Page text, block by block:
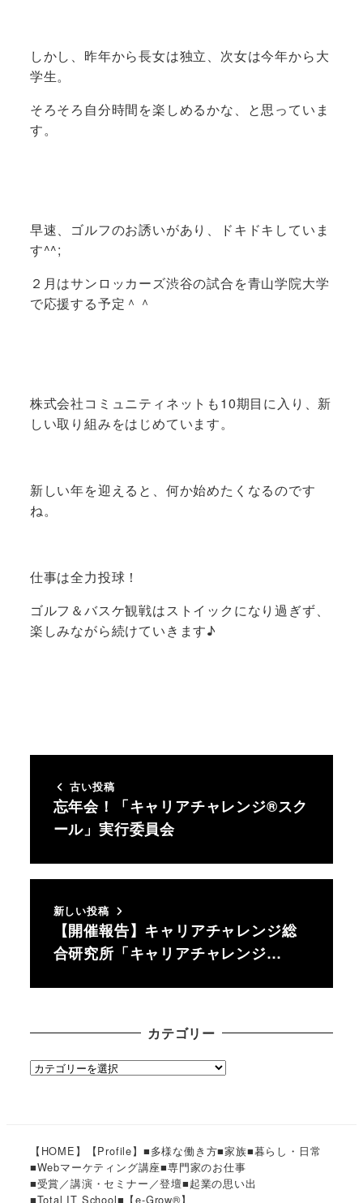
しかし、昨年から長女は独立、次女は今年から大
学生。
そろそろ自分時間を楽しめるかな、と思っていま
す。
早速、ゴルフのお誘いがあり、ドキドキしていま
す^^;
２月はサンロッカーズ渋谷の試合を青山学院大学
で応援する予定＾＾
株式会社コミュニティネットも10期目に入り、新
しい取り組みをはじめています。
新しい年を迎えると、何か始めたくなるのです
ね。
仕事は全力投球！
ゴルフ＆バスケ観戦はストイックになり過ぎず、
楽しみながら続けていきます♪
古い投稿
忘年会！「キャリアチャレンジ®スク
ール」実行委員会
新しい投稿
【開催報告】キャリアチャレンジ総
合研究所「キャリアチャレンジ…
カテゴリー
カ
【HOME】 【Profile】 ■多様な働き方■家族■暮らし・日常
■Webマーケティング講座■専門家のお仕事
■受賞／講演・セミナー／登壇■起業の思い出
■Total IT School■【e-Grow®︎】